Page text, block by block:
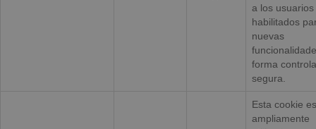
a los usuarios
habilitados
nuevas
forma
segura.
Esta cookie es
ampliamente